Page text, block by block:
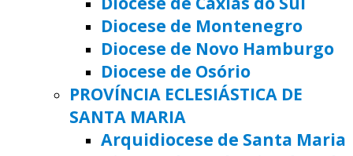
Diocese de Montenegro
Diocese de Novo Hamburgo
Diocese de Osório
PROVÍNCIA ECLESIÁSTICA DE
SANTA MARIA
Arquidiocese de Santa Maria